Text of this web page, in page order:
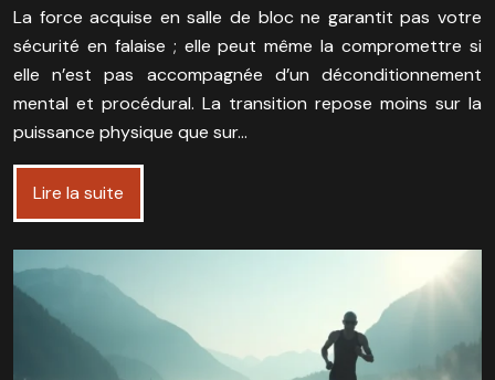
La force acquise en salle de bloc ne garantit pas votre
sécurité en falaise ; elle peut même la compromettre si
elle n’est pas accompagnée d’un déconditionnement
mental et procédural. La transition repose moins sur la
puissance physique que sur…
Lire la suite